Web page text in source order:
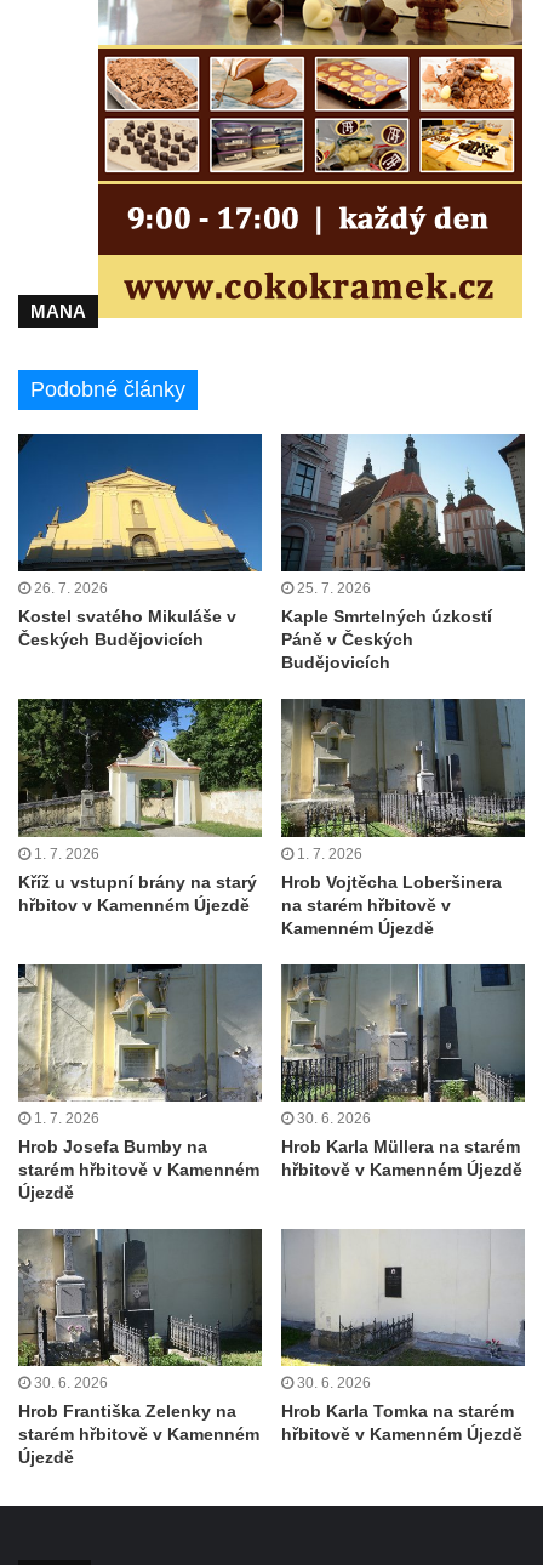
Himmelfahrt) v Schirgiswalde
Kostel svaté Máří Magdaleny u hradu
Krasíkov
Kaple Olivetské hory pod věží kostela
svatého Michaela Archanděla v Bochově
Mildeova kaple pod Ortelem
Kostel Zvěstování Panny Marie v Duchcově
v Duchcově
Evangelický kostel v Duchcově
Kostel svatých Petra a Pavla v Jeníkově
Kaple svaté Anny v Jeníkově
Kaple svatého Jana Nepomuckého v
Lahošti
Kostel svatého Mikuláše v Mikulášovicích
Kaple Tří otců v Mikulášovicích
Kaple Matky Boží v Mikulášovicích
Kaple Andělů strážných (Fürleova kaple) v
Balzerova kaple v Mikulášovicích
Kostel svatého Václava ve Šluknově
Kostel svatého Mikuláše v Třebušíně
Klášterní kostel svatého Františka z Assisi v
Zákupech
Kaple svatého Josefa u Zákup
Zákupech
Kostel svatého Havla v Kuřívodech
Kaple Krista v žaláři u kostela Nalezení
svatého Kříže ve Frýdlantu
Kostel Nalezení svatého Kříže ve Frýdlantu
Kostel Krista Spasitele ve Frýdlantu
cestě na Křížovém vrchu ve Frýdlantu
Kaple Božího hrobu na Křížové cestě na
Křížovém vrchu ve Frýdlantu
Poustevna na Křížové cestě na Křížovém
Kostel svatého Jakuba Většího v Sokolově
MANA
Podobné články
26. 7. 2026
Kostel svatého Mikuláše v
Českých Budějovicích
25. 7. 2026
Kaple Smrtelných úzkostí
Páně v Českých
Budějovicích
1. 7. 2026
Kříž u vstupní brány na starý
hřbitov v Kamenném Újezdě
1. 7. 2026
Hrob Vojtěcha Loberšinera
na starém hřbitově v
Kamenném Újezdě
1. 7. 2026
Hrob Josefa Bumby na
starém hřbitově v Kamenném
Újezdě
30. 6. 2026
Hrob Karla Müllera na starém
hřbitově v Kamenném Újezdě
30. 6. 2026
Hrob Františka Zelenky na
starém hřbitově v Kamenném
Újezdě
30. 6. 2026
Hrob Karla Tomka na starém
hřbitově v Kamenném Újezdě